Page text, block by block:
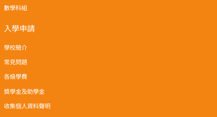
數學科組
入學申請
學校簡介
常見問題
各級學費
獎學金及助學金
收集個人資料聲明